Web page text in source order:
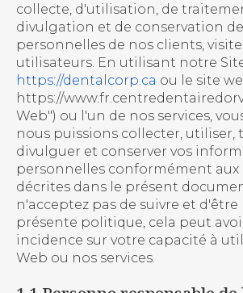
collecte, d'utilisation, de
divulgation et de conservation
personnelles de nos clients,
utilisateurs. En utilisant notre
https://dentalcorp.ca ou le site
https://
Web") ou l'un de nos services,
nous puissions collecter, utiliser,
divulguer et conserver vos
personnelles conformément
décrites dans le présent
n'acceptez pas de suivre et d'être
présente politique, cela peut
incidence sur votre capacité à
Web ou nos services.